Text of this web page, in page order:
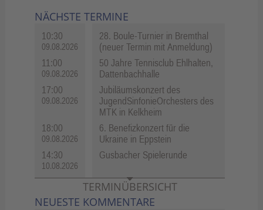
NÄCHSTE TERMINE
10:30
09.08.2026
28. Boule-Turnier in Bremthal
(neuer Termin mit Anmeldung)
11:00
09.08.2026
50 Jahre Tennisclub Ehlhalten,
Dattenbachhalle
17:00
09.08.2026
Jubiläumskonzert des
JugendSinfonieOrchesters des
MTK in Kelkheim
18:00
09.08.2026
6. Benefizkonzert für die
Ukraine in Eppstein
14:30
10.08.2026
Gusbacher Spielerunde
TERMINÜBERSICHT
NEUESTE KOMMENTARE